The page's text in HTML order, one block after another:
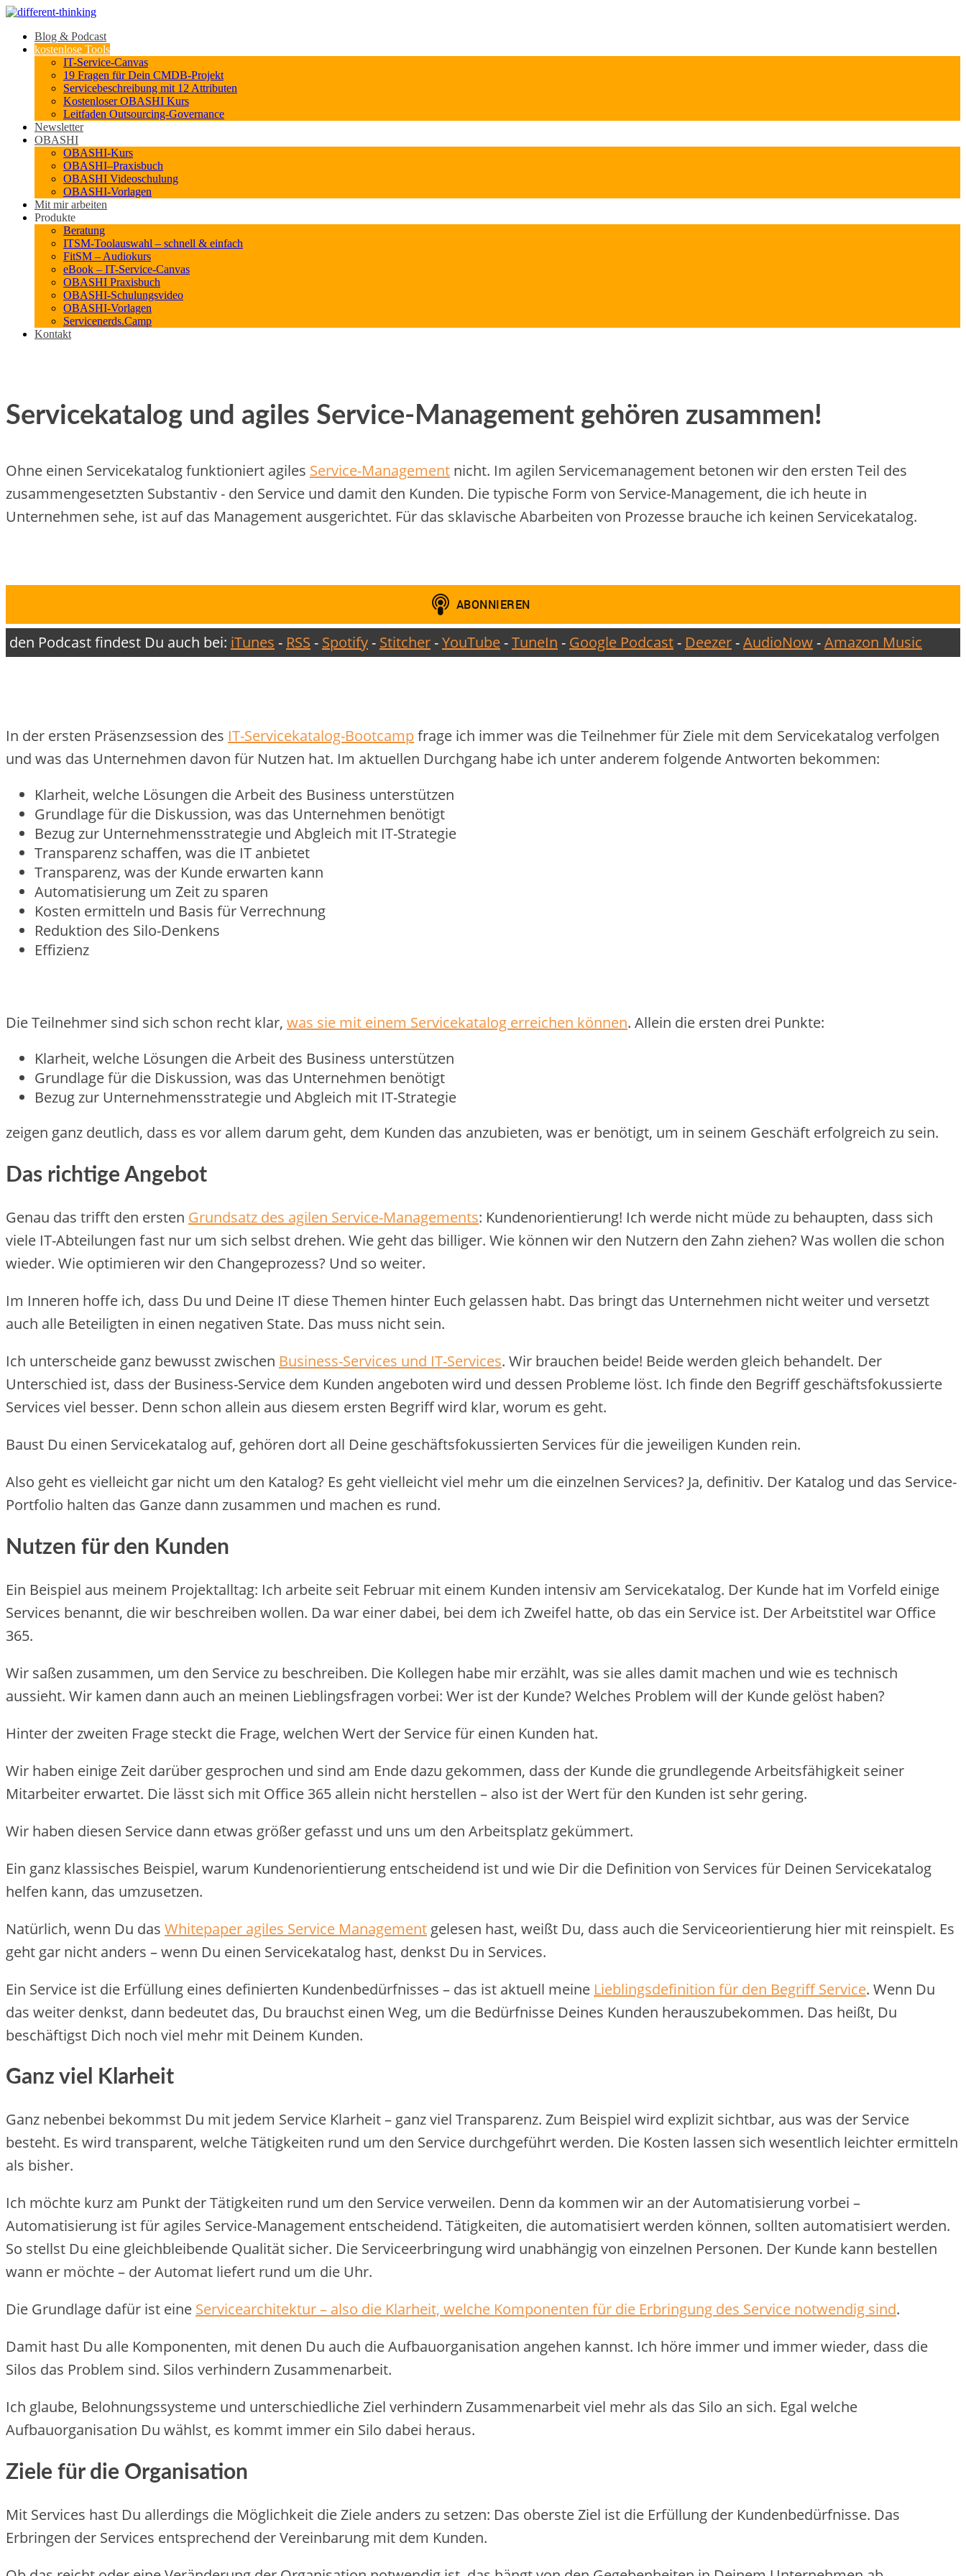
Blog & Podcast
kostenlose Tools
IT-Service-Canvas
19 Fragen für Dein CMDB-Projekt
Servicebeschreibung mit 12 Attributen
Kostenloser OBASHI Kurs
Leitfaden Outsourcing-Governance
Newsletter
OBASHI
OBASHI-Kurs
OBASHI–Praxisbuch
OBASHI Videoschulung
OBASHI-Vorlagen
Mit mir arbeiten
Produkte
Beratung
ITSM-Toolauswahl – schnell & einfach
FitSM – Audiokurs
eBook – IT-Service-Canvas
OBASHI Praxisbuch
OBASHI-Schulungsvideo
OBASHI-Vorlagen
Servicenerds.Camp
Kontakt
Servicekatalog und agiles Service-Management gehören zusammen!
Ohne einen Servicekatalog funktioniert agiles Service-Management nicht. Im agilen Servicemanagement betonen wir den ersten Teil des
zusammengesetzten Substantiv - den Service und damit den Kunden. Die typische Form von Service-Management, die ich heute in
Unternehmen sehe, ist auf das Management ausgerichtet. Für das sklavische Abarbeiten von Prozesse brauche ich keinen Servicekatalog.
den Podcast findest Du auch bei: iTunes - RSS - Spotify- Stitcher-YouTube-TuneIn - Google Podcast- Deezer-AudioNow-Amazon Music
In der ersten Präsenzsession des IT-Servicekatalog-Bootcampfrage ich immer was die Teilnehmer für Ziele mit dem Servicekatalog verfolgen
und was das Unternehmen davon für Nutzen hat. Im aktuellen Durchgang habe ich unter anderem folgende Antworten bekommen:
Klarheit, welche Lösungen die Arbeit des Business unterstützen
Grundlage für die Diskussion, was das Unternehmen benötigt
Bezug zur Unternehmensstrategie und Abgleich mit IT-Strategie
Transparenz schaffen, was die IT anbietet
Transparenz, was der Kunde erwarten kann
Automatisierung um Zeit zu sparen
Kosten ermitteln und Basis für Verrechnung
Reduktion des Silo-Denkens
Effizienz
Die Teilnehmer sind sich schon recht klar, was sie mit einem Servicekatalog erreichen können. Allein die ersten drei Punkte:
Klarheit, welche Lösungen die Arbeit des Business unterstützen
Grundlage für die Diskussion, was das Unternehmen benötigt
Bezug zur Unternehmensstrategie und Abgleich mit IT-Strategie
zeigen ganz deutlich, dass es vor allem darum geht, dem Kunden das anzubieten, was er benötigt, um in seinem Geschäft erfolgreich zu sein.
Das richtige Angebot
Genau das trifft den ersten Grundsatz des agilen Service-Managements: Kundenorientierung! Ich werde nicht müde zu behaupten, dass sich
viele IT-Abteilungen fast nur um sich selbst drehen. Wie geht das billiger. Wie können wir den Nutzern den Zahn ziehen? Was wollen die schon
wieder. Wie optimieren wir den Changeprozess? Und so weiter.
Im Inneren hoffe ich, dass Du und Deine IT diese Themen hinter Euch gelassen habt. Das bringt das Unternehmen nicht weiter und versetzt
auch alle Beteiligten in einen negativen State. Das muss nicht sein.
Ich unterscheide ganz bewusst zwischen Business-Services und IT-Services. Wir brauchen beide! Beide werden gleich behandelt. Der
Unterschied ist, dass der Business-Service dem Kunden angeboten wird und dessen Probleme löst. Ich finde den Begriff geschäftsfokussierte
Services viel besser. Denn schon allein aus diesem ersten Begriff wird klar, worum es geht.
Baust Du einen Servicekatalog auf, gehören dort all Deine geschäftsfokussierten Services für die jeweiligen Kunden rein.
Also geht es vielleicht gar nicht um den Katalog? Es geht vielleicht viel mehr um die einzelnen Services? Ja, definitiv. Der Katalog und das Service-
Portfolio halten das Ganze dann zusammen und machen es rund.
Nutzen für den Kunden
Ein Beispiel aus meinem Projektalltag: Ich arbeite seit Februar mit einem Kunden intensiv am Servicekatalog. Der Kunde hat im Vorfeld einige
Services benannt, die wir beschreiben wollen. Da war einer dabei, bei dem ich Zweifel hatte, ob das ein Service ist. Der Arbeitstitel war Office
365.
Wir saßen zusammen, um den Service zu beschreiben. Die Kollegen habe mir erzählt, was sie alles damit machen und wie es technisch
aussieht. Wir kamen dann auch an meinen Lieblingsfragen vorbei: Wer ist der Kunde? Welches Problem will der Kunde gelöst haben?
Hinter der zweiten Frage steckt die Frage, welchen Wert der Service für einen Kunden hat.
Wir haben einige Zeit darüber gesprochen und sind am Ende dazu gekommen, dass der Kunde die grundlegende Arbeitsfähigkeit seiner
Mitarbeiter erwartet. Die lässt sich mit Office 365 allein nicht herstellen – also ist der Wert für den Kunden ist sehr gering.
Wir haben diesen Service dann etwas größer gefasst und uns um den Arbeitsplatz gekümmert.
Ein ganz klassisches Beispiel, warum Kundenorientierung entscheidend ist und wie Dir die Definition von Services für Deinen Servicekatalog
helfen kann, das umzusetzen.
Natürlich, wenn Du das Whitepaper agiles Service Management gelesen hast, weißt Du, dass auch die Serviceorientierung hier mit reinspielt. Es
geht gar nicht anders – wenn Du einen Servicekatalog hast, denkst Du in Services.
Ein Service ist die Erfüllung eines definierten Kundenbedürfnisses – das ist aktuell meine Lieblingsdefinition für den Begriff Service. Wenn Du
das weiter denkst, dann bedeutet das, Du brauchst einen Weg, um die Bedürfnisse Deines Kunden herauszubekommen. Das heißt, Du
beschäftigst Dich noch viel mehr mit Deinem Kunden.
Ganz viel Klarheit
Ganz nebenbei bekommst Du mit jedem Service Klarheit – ganz viel Transparenz. Zum Beispiel wird explizit sichtbar, aus was der Service
besteht. Es wird transparent, welche Tätigkeiten rund um den Service durchgeführt werden. Die Kosten lassen sich wesentlich leichter ermitteln
als bisher.
Ich möchte kurz am Punkt der Tätigkeiten rund um den Service verweilen. Denn da kommen wir an der Automatisierung vorbei –
Automatisierung ist für agiles Service-Management entscheidend. Tätigkeiten, die automatisiert werden können, sollten automatisiert werden.
So stellst Du eine gleichbleibende Qualität sicher. Die Serviceerbringung wird unabhängig von einzelnen Personen. Der Kunde kann bestellen
wann er möchte – der Automat liefert rund um die Uhr.
Die Grundlage dafür ist eine Servicearchitektur – also die Klarheit, welche Komponenten für die Erbringung des Service notwendig sind.
Damit hast Du alle Komponenten, mit denen Du auch die Aufbauorganisation angehen kannst. Ich höre immer und immer wieder, dass die
Silos das Problem sind. Silos verhindern Zusammenarbeit.
Ich glaube, Belohnungssysteme und unterschiedliche Ziel verhindern Zusammenarbeit viel mehr als das Silo an sich. Egal welche
Aufbauorganisation Du wählst, es kommt immer ein Silo dabei heraus.
Ziele für die Organisation
Mit Services hast Du allerdings die Möglichkeit die Ziele anders zu setzen: Das oberste Ziel ist die Erfüllung der Kundenbedürfnisse. Das
Erbringen der Services entsprechend der Vereinbarung mit dem Kunden.